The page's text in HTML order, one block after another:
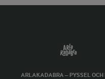
ARLAKADABRA – PYSSEL